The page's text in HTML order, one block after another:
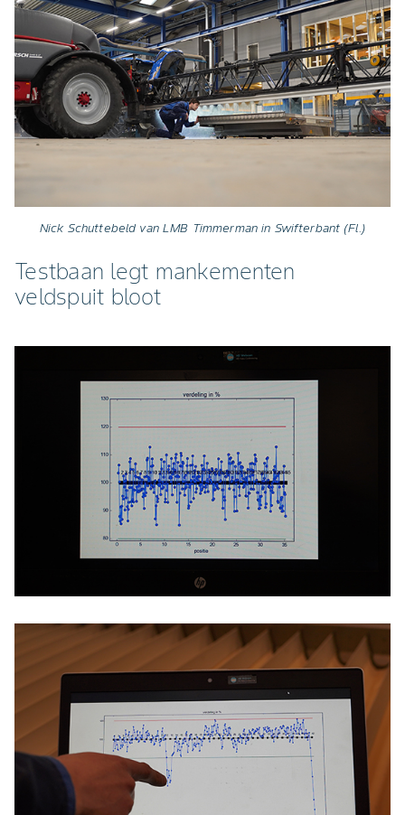
Nick Schuttebeld van LMB Timmerman in Swifterbant (Fl.)
Testbaan legt mankementen
veldspuit bloot